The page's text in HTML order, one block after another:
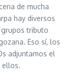
de mucha
hay diversos
tributo
Eso sí, los
adjuntamos el
ellos.